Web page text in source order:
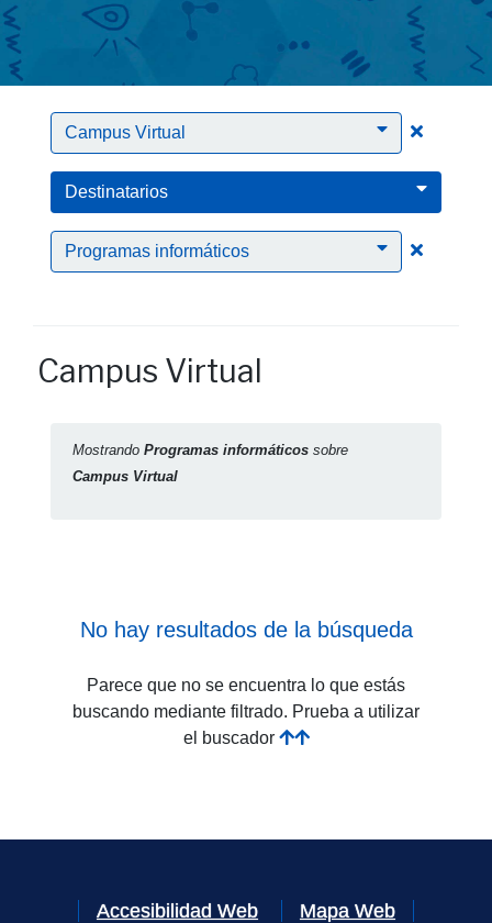
Campus Virtual Clic
Destinatarios
Programas informáticos Clic
Campus Virtual
Mostrando Programas informáticos sobre
Campus Virtual
No hay resultados de la búsqueda
Parece que no se encuentra lo que estás
buscando mediante filtrado. Prueba a utilizar
el buscador
Accesibilidad Web Mapa Web